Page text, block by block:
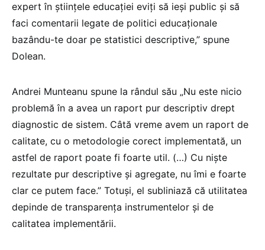
expert în științele educației eviți să ieși public și să
faci comentarii legate de politici educaționale
bazându-te doar pe statistici descriptive,” spune
Dolean.
Andrei Munteanu spune la rândul său „Nu este nicio
problemă în a avea un raport pur descriptiv drept
diagnostic de sistem. Câtă vreme avem un raport de
calitate, cu o metodologie corect implementată, un
astfel de raport poate fi foarte util. (…) Cu niște
rezultate pur descriptive și agregate, nu îmi e foarte
clar ce putem face.” Totuși, el subliniază că utilitatea
depinde de transparența instrumentelor și de
calitatea implementării.